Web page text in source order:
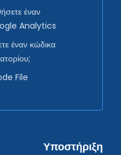
έναν
Analytics
έναν κώδικα
File
Υποστήριξη